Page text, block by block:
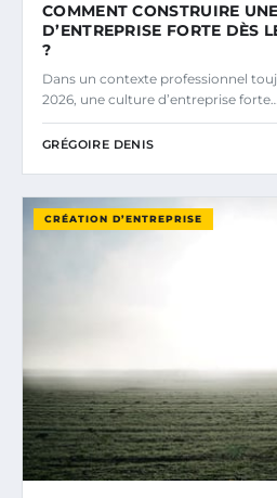
COMMENT CONSTRUIRE
D’ENTREPRISE FORTE DÈS
?
Dans un contexte professionnel
2026, une culture d’entreprise forte…
GRÉGOIRE DENIS
CRÉATION D’ENTREPRISE